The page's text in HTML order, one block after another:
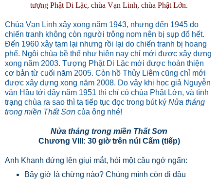
tượng Phật Di Lặc, chùa Vạn Linh, chùa Phật Lớn.
Chùa Vạn Linh xây xong năm 1943, nhưng đến 1945 do
chiến tranh không còn người trông nom nên bị sụp đổ hết.
Đến 1960 xây tạm lại nhưng rồi lại do chiến tranh bị hoang
phế. Ngôi chùa bề thế như hiện nay chỉ mới được xây dựng
xong năm 2003. Tượng Phật Di Lặc mới được hoàn thiện
cơ bản từ cuối năm 2005. Còn hồ Thủy Liêm cũng chỉ mới
được xây dựng xong năm 2008. Do vậy khi học giả Nguyễn
văn Hầu tới đây năm 1951 thì chỉ có chùa Phật Lớn, và tình
trạng chùa ra sao thì ta tiếp tục đọc trong bút ký Nửa tháng
trong miền Thất Sơn của ông nhé!
Nửa tháng trong miền Thất Sơn
Chương VIII: 30 giờ trên núi Cấm (tiếp)
Anh Khanh đứng lên giụi mắt, hỏi một câu ngớ ngẩn:
Bây giờ là chừng nào? Chúng mình còn đi đâu